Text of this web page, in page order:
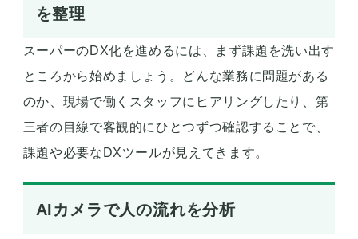
を整理
スーパーのDX化を進めるには、まず課題を洗い出す
ところから始めましょう。どんな業務に問題がある
のか、現場で働くスタッフにヒアリングしたり、第
三者の目線で客観的にひとつずつ確認することで、
課題や必要なDXツールが見えてきます。
AIカメラで人の流れを分析